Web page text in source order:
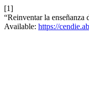
[1]
“Reinventar la enseñanza
Available: https://